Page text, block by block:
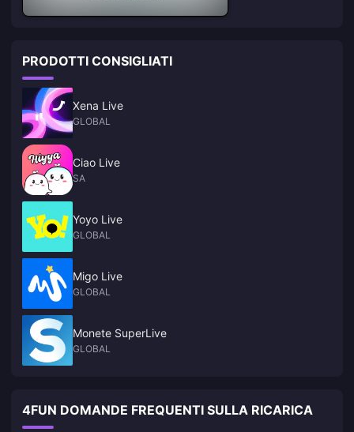
PRODOTTI CONSIGLIATI
Xena Live
GLOBAL
Ciao Live
SA
Yoyo Live
GLOBAL
Migo Live
GLOBAL
Monete SuperLive
GLOBAL
4FUN DOMANDE FREQUENTI SULLA RICARICA